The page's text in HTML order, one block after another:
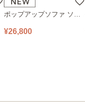
ポップアップソファ ソフ
1人掛け PUS1-1SA ベージ
¥26,800